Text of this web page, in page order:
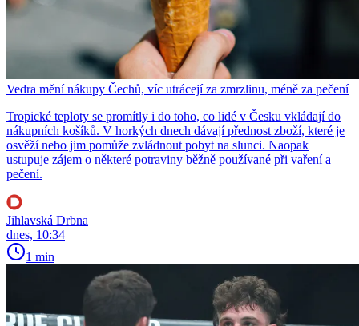
Vedra mění nákupy Čechů, víc utrácejí za zmrzlinu, méně za pečení
Tropické teploty se promítly i do toho, co lidé v Česku vkládají do
nákupních košíků. V horkých dnech dávají přednost zboží, které je
osvěží nebo jim pomůže zvládnout pobyt na slunci. Naopak
ustupuje zájem o některé potraviny běžně používané při vaření a
pečení.
Jihlavská Drbna
dnes, 10:34
1 min